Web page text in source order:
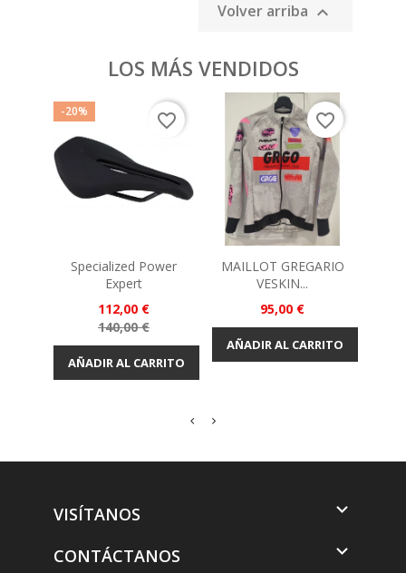
Volver arriba 
LOS MÁS VENDIDOS
-20%
Specialized Power
Expert
Precio
112,00 €
Precio
base
140,00 €
AÑADIR AL CARRITO
favorite_border
MAILLOT GREGARIO
VESKIN...
Precio
95,00 €
AÑADIR AL CARRITO
favorite_border
VISÍTANOS 
CONTÁCTANOS 